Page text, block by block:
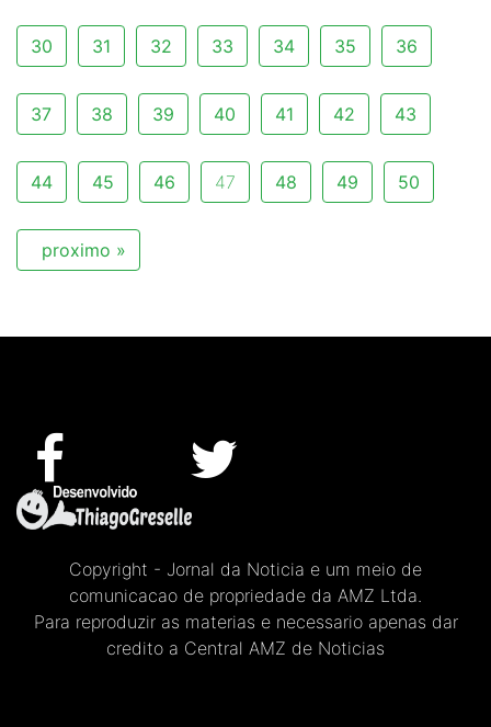
30 31 32 33 34 35 36
37 38 39 40 41 42 43
44 45 46 47 48 49 50
proximo »
Copyright - Jornal da Noticia e um meio de
comunicacao de propriedade da AMZ Ltda.
Para reproduzir as materias e necessario apenas dar
credito a Central AMZ de Noticias